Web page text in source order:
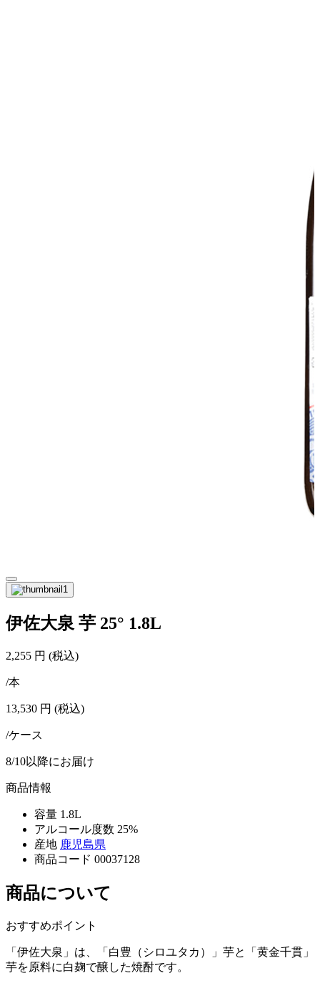
伊佐大泉 芋 25° 1.8L
2,255 円 (税込)
/本
13,530 円 (税込)
/ケース
8/10以降にお届け
商品情報
容量 1.8L
アルコール度数 25%
産地 鹿児島県
商品コード 00037128
商品について
おすすめポイント
「伊佐大泉」は、「白豊（シロユタカ）」芋と「黄金千貫」
芋を原料に白麹で醸した焼酎です。